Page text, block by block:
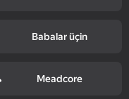
Babalar üçin
Meadcore